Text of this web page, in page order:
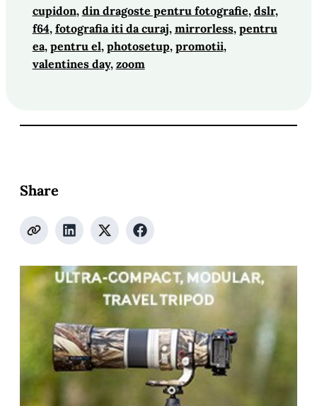
cupidon, din dragoste pentru fotografie, dslr ,
f64, fotografia iti da curaj, mirrorless, pentru
ea, pentru el, photosetup, promotii ,
valentines day, zoom
Share